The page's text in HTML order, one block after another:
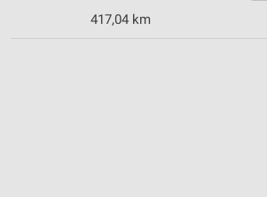
417,04 km